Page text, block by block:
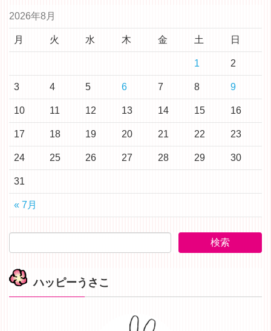
2026年8月
月 火 水 木 金 土 日
« 7月
1 2
3 4 5 6 7 8 9
10 11 12 13 14 15 16
17 18 19 20 21 22 23
24 25 26 27 28 29 30
31
ハッピーうさこ